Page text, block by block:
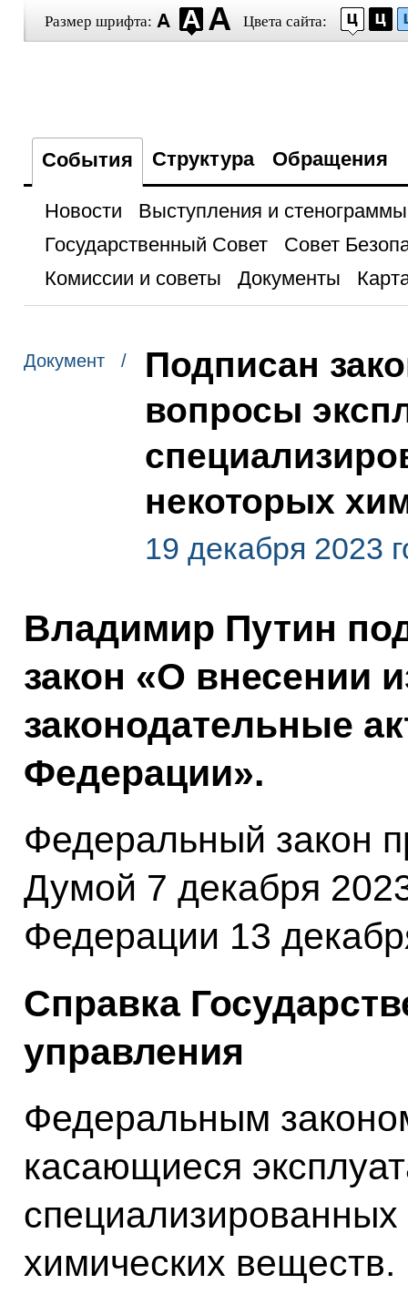
Размер шрифта: Цвета сайта:
События Структура Обращения
Новости
Выступления и стенограммы
Государственный Совет
Совет
Комиссии и советы
Документы
Документ /
Подписан
вопросы
некоторых
19 декабря 2023
Владимир Путин
закон «О внесении
законодательные
Федерации».
Федеральный закон
Думой 7 декабря
Федерации 13
Справка
управления
Федеральным
касающиеся
химических веществ.